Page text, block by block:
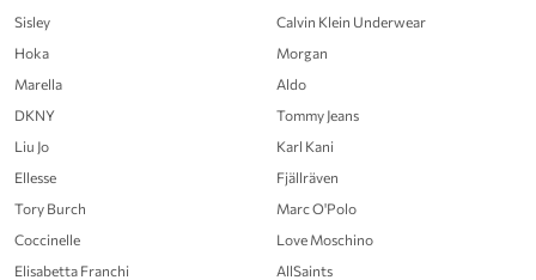
Sisley
Hoka
Marella
DKNY
Liu Jo
Ellesse
Tory Burch
Coccinelle
Elisabetta Franchi
Calvin Klein Underwear
Morgan
Aldo
Tommy Jeans
Karl Kani
Fjällräven
Marc O'Polo
Love Moschino
AllSaints